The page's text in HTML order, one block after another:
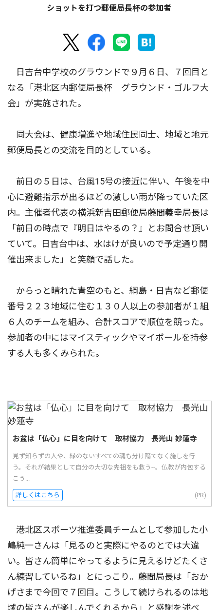
ショットを打つ郵便局長杯の参加者
日吉台中学校のグラウンドで９月６日、７回目と
なる「港北区内郵便局長杯 グラウンド・ゴルフ大
会」が実施された。
同大会は、健康増進や地域住民同士、地域と地元
郵便局長との交流を目的としている。
前日の５日は、台風15号の接近に伴い、午後を中
心に避難指示が出るほどの激しい雨が降っていた区
内。主催者代表の横浜新吉田郵便局藤間義幸局長は
「前日の時点で『明日はやるの？』とお問合せ頂い
ていて。日吉台中は、水はけが良いので予定通り開
催出来ました」と笑顔で話した。
からっと晴れた青空のもと、綱島・日吉など郵便
番号２２３地域に住む１３０人以上の参加者が１組
６人のチームを組み、合計スコアで順位を競った。
参加者の中にはマイスティックやマイボールを持参
する人も多くみられた。
お盆は「仏心」に目を向けて 取材協力 長光山 妙蓮寺
見ず知らずの人や、縁のないすべての魂も分け隔てなく施しを行
う。それが結果として自分の大切な先祖をも救う--。仏教が内包する
こう...
詳しくはこちら (PR)
港北区スポーツ推進委員チームとして参加した小
嶋純一さんは「見るのと実際にやるのとでは大違
い。皆さん簡単にやってるように見えるけどたくさ
ん練習しているね」とにっこり。藤間局長は「おか
げさまで今回で７回目。こうして続けられるのは地
域の皆さんが楽しんでくれるから」と感謝を述べ